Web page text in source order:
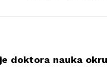
doktora nauka